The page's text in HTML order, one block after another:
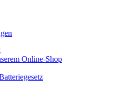
Online-Shop